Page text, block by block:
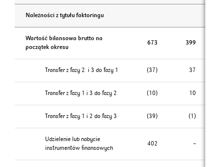
Należności z tytułu faktoringu
Wartość bilansowa brutto na
początek okresu
673 399
Transfer z fazy 2 i 3 do fazy 1 (37) 37
Transfer z fazy 1 i 3 do fazy 2 (10) 10
Transfer z fazy 1 i 2 do fazy 3 (39) (1)
Udzielenie lub nabycie
instrumentów finansowych
402 –